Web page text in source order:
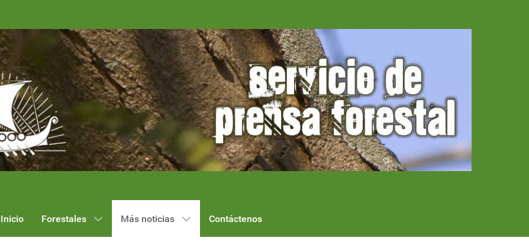
Inicio Forestales Más noticias Contáctenos